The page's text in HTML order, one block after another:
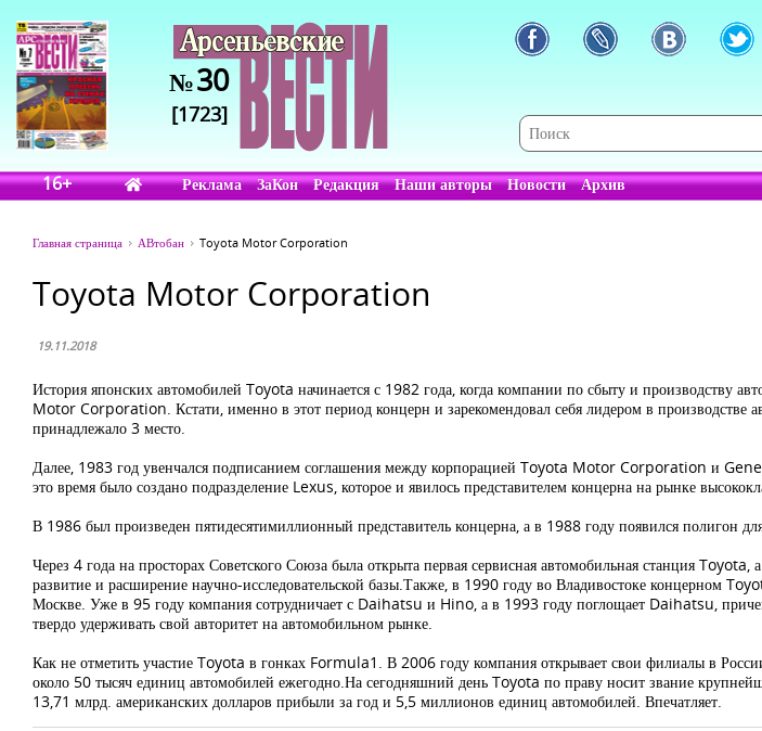
№30
[1723]
16+ Реклама ЗаКон Редакция Наши авторы Новости Архив
Главная страница АВтобан Toyota Motor Corporation
Toyota Motor Corporation
19.11.2018
История японских автомобилей Toyota начинается с 1982 года, когда компании по сбыту и производству
Motor Corporation. Кстати, именно в этот период концерн и зарекомендовал себя лидером в производстве
принадлежало 3 место.
Далее, 1983 год увенчался подписанием соглашения между корпорацией Toyota Motor Corporation и
это время было создано подразделение Lexus, которое и явилось представителем концерна на рынке
В 1986 был произведен пятидесятимиллионный представитель концерна, а в 1988 году появился полигон
Через 4 года на просторах Советского Союза была открыта первая сервисная автомобильная станция
развитие и расширение научно-исследовательской базы.Также, в 1990 году во Владивостоке концерном
Москве. Уже в 95 году компания сотрудничает с Daihatsu и Hino, а в 1993 году поглощает Daihatsu,
твердо удерживать свой авторитет на автомобильном рынке.
Как не отметить участие Toyota в гонках Formula1. В 2006 году компания открывает свои филиалы в
около 50 тысяч единиц автомобилей ежегодно.На сегодняшний день Toyota по праву носит звание
13,71 млрд. американских долларов прибыли за год и 5,5 миллионов единиц автомобилей. Впечатляет.